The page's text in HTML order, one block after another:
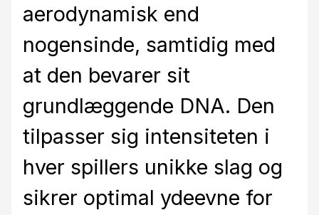
aerodynamisk end
nogensinde, samtidig med
at den bevarer sit
grundlæggende DNA. Den
tilpasser sig intensiteten i
hver spillers unikke slag og
sikrer optimal ydeevne for